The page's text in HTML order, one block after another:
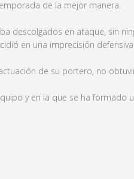
de la mejor manera.
descolgados en ataque, sin
en una imprecisión
de su portero, no
y en la que se ha formado